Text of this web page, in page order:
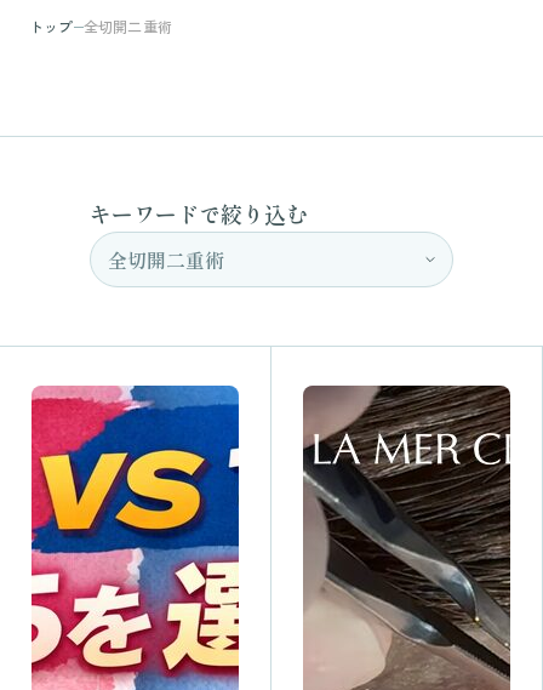
トップ 全切開二重術
キーワードで絞り込む